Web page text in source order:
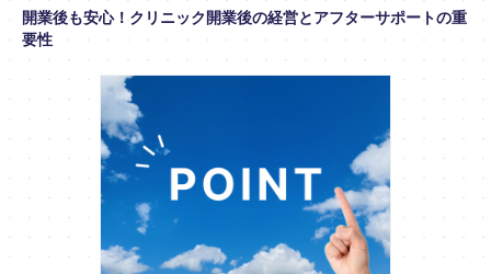
開業後も安心！クリニック開業後の経営とアフターサポートの重
要性